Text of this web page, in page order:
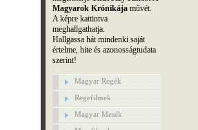
Magyarok Krónikájaművét.
A képre kattintva
meghallgathatja.
Hallgassa hát mindenki saját
értelme, hite és azonosságtudata
szerint!
Magyar Regék
Regefilmek
Magyar Mesék